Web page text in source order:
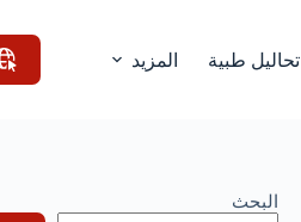
تحاليل طبية المزيد
البحث